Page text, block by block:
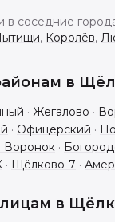
в соседние
, Королёв,
в
· Жегалово ·
· Офицерский ·
Воронок ·
· Щёлково-7 ·
в